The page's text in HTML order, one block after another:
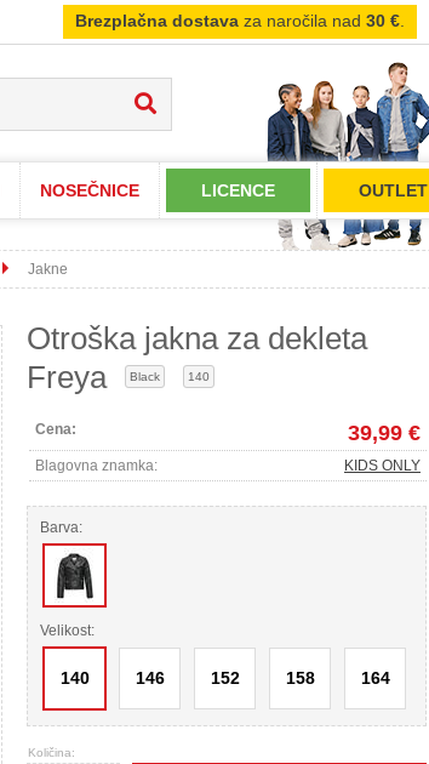
Brezplačna dostava za naročila nad 30 €
NOSEČNICE LICENCE OUTLET
Jakne
Otroška jakna za dekleta
Freya
Black 140
Cena: 39,99 €
Blagovna znamka: KIDS ONLY
Barva:
Velikost:
140 146 152 158 164
Količina: